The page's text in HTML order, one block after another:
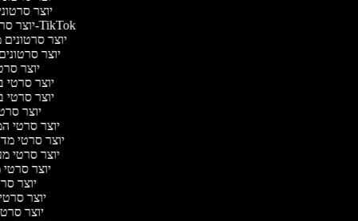
יוצר
יוצר סרטונים ל-TikTok
יוצר סרטונים
יוצר
יוצר
יוצר סרטי
יוצר סרטי
יוצר
יוצר סרטי
יוצר סרטי מדע
יוצר סרטי
יוצר
יוצר
יוצר סרטי
יוצר